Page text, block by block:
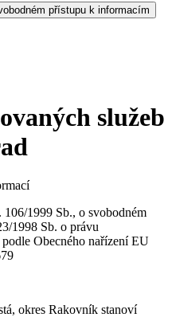
přístupu k informacím
služeb
1999 Sb., o svobodném
1998 Sb. o právu
Obecného nařízení EU
okres Rakovník stanoví